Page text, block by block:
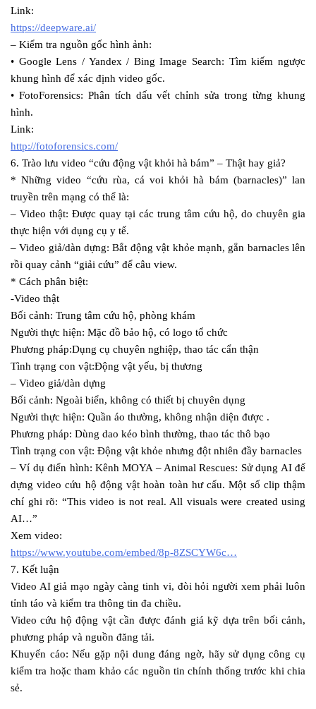
Link:
https://deepware.ai/
– Kiểm tra nguồn gốc hình ảnh:
• Google Lens / Yandex / Bing Image Search: Tìm kiếm ngược
khung hình để xác định video gốc.
• FotoForensics: Phân tích dấu vết chỉnh sửa trong từng khung
hình.
Link:
http://fotoforensics.com/
6. Trào lưu video “cứu động vật khỏi hà bám” – Thật hay giả?
* Những video “cứu rùa, cá voi khỏi hà bám (barnacles)” lan
truyền trên mạng có thể là:
– Video thật: Được quay tại các trung tâm cứu hộ, do chuyên gia
thực hiện với dụng cụ y tế.
– Video giả/dàn dựng: Bắt động vật khỏe mạnh, gắn barnacles lên
rồi quay cảnh “giải cứu” để câu view.
* Cách phân biệt:
-Video thật
Bối cảnh: Trung tâm cứu hộ, phòng khám
Người thực hiện: Mặc đồ bảo hộ, có logo tổ chức
Phương pháp:Dụng cụ chuyên nghiệp, thao tác cẩn thận
Tình trạng con vật:Động vật yếu, bị thương
– Video giả/dàn dựng
Bối cảnh: Ngoài biển, không có thiết bị chuyên dụng
Người thực hiện: Quần áo thường, không nhận diện được .
Phương pháp: Dùng dao kéo bình thường, thao tác thô bạo
Tình trạng con vật: Động vật khỏe nhưng đột nhiên đầy barnacles
– Ví dụ điển hình: Kênh MOYA – Animal Rescues: Sử dụng AI để
dựng video cứu hộ động vật hoàn toàn hư cấu. Một số clip thậm
chí ghi rõ: “This video is not real. All visuals were created using
AI…”
Xem video:
https://www.youtube.com/embed/8p-8ZSCYW6c…
7. Kết luận
Video AI giả mạo ngày càng tinh vi, đòi hỏi người xem phải luôn
tỉnh táo và kiểm tra thông tin đa chiều.
Video cứu hộ động vật cần được đánh giá kỹ dựa trên bối cảnh,
phương pháp và nguồn đăng tải.
Khuyến cáo: Nếu gặp nội dung đáng ngờ, hãy sử dụng công cụ
kiểm tra hoặc tham khảo các nguồn tin chính thống trước khi chia
sẻ.